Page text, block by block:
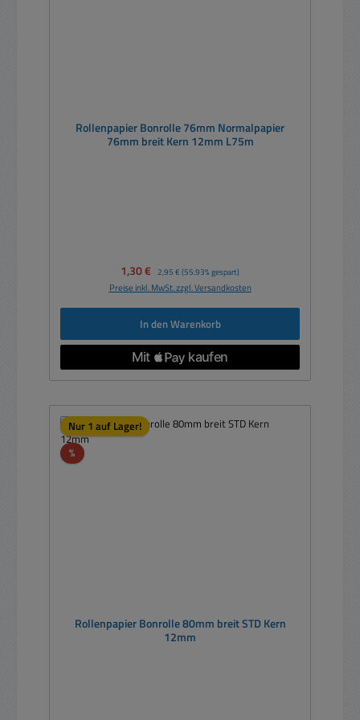
Rollenpapier Bonrolle 76mm Normalpapier
76mm breit Kern 12mm L75m
Verkaufspreis:
1,30 € Regulärer Preis:
2,95 € (55.93% gespart)
Preise inkl. MwSt. zzgl. Versandkosten
In den Warenkorb
Nur 1 auf Lager!
%Rabatt
Rollenpapier Bonrolle 80mm breit STD Kern
12mm